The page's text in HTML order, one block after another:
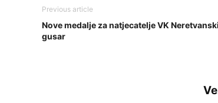
Previous article
Nove medalje za natjecatelje VK Neretvanski
gusar